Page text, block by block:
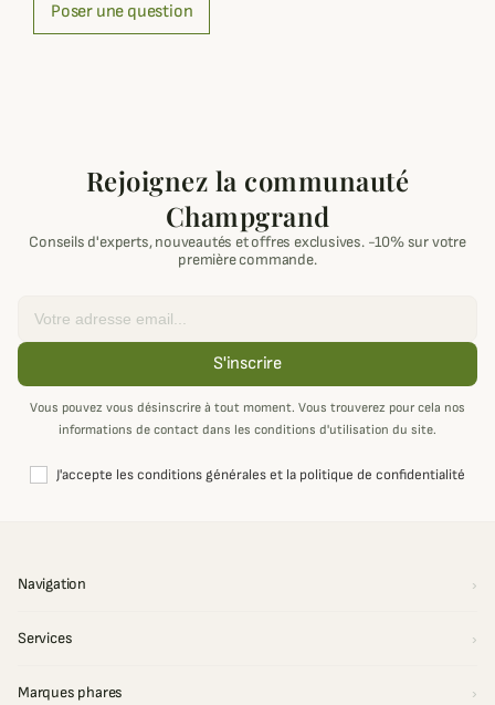
Poser une question
Rejoignez la communauté
Champgrand
Conseils d'experts, nouveautés et offres exclusives. -10% sur votre
première commande.
S'inscrire
Vous pouvez vous désinscrire à tout moment. Vous trouverez pour cela nos
informations de contact dans les conditions d'utilisation du site.
J'accepte les conditions générales et la politique de confidentialité
Navigation
Services
Marques phares